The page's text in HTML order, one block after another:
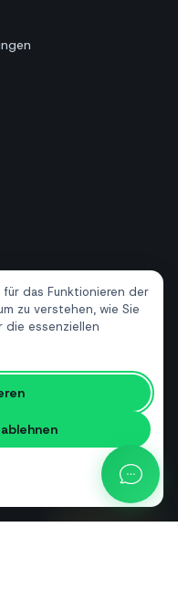
das Funktionieren der
zu verstehen, wie Sie
die essenziellen